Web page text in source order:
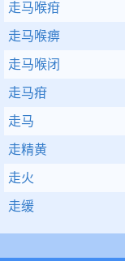
走马喉疳
走马喉痹
走马喉闭
走马疳
走马
走精黄
走火
走缓